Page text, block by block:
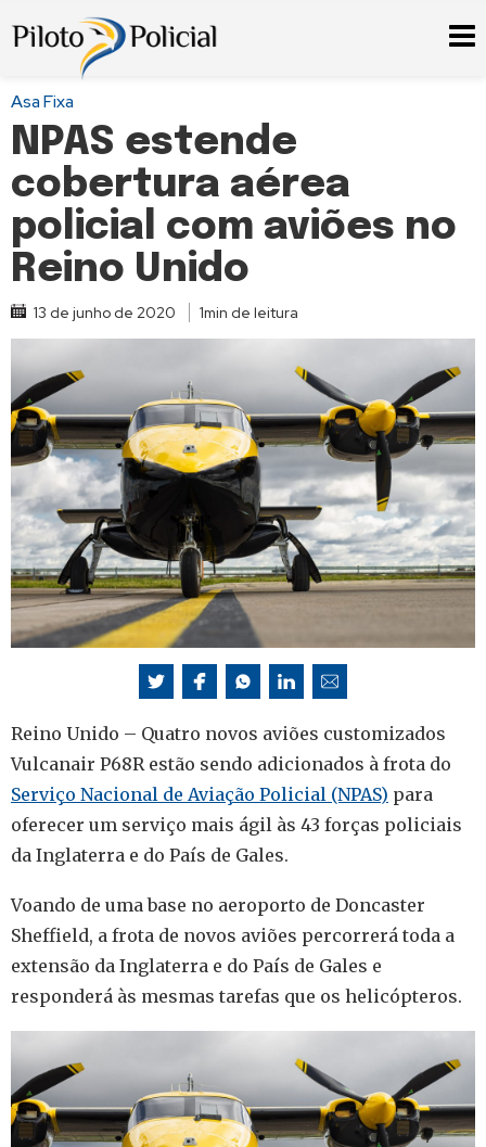
Asa Fixa
NPAS estende
cobertura aérea
policial com aviões no
Reino Unido
13 de junho de 2020 1min de leitura
Reino Unido – Quatro novos aviões customizados
Vulcanair P68R estão sendo adicionados à frota do
Serviço Nacional de Aviação Policial (NPAS) para
oferecer um serviço mais ágil às 43 forças policiais
da Inglaterra e do País de Gales.
Voando de uma base no aeroporto de Doncaster
Sheffield, a frota de novos aviões percorrerá toda a
extensão da Inglaterra e do País de Gales e
responderá às mesmas tarefas que os helicópteros.